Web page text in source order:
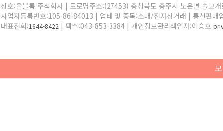
상호:올블룸 주식회사 | 도로명주소:(27453) 충청북도 충주시 노은면 솔고
사업자등록번호:105-86-84013 | 업태 및 종목:소매/전자상거래 | 통신판매
대표전화:1644-8422 | 팩스:043-853-3384 | 개인정보관리책임자:이승호